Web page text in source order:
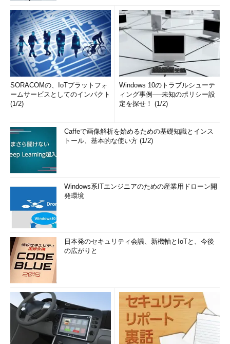
SORACOMの、IoTプラットフォ
ームサービスとしてのインパクト
(1/2)
Windows 10のトラブルシューテ
ィング事例──未知のポリシー設
定を探せ！ (1/2)
Caffeで画像解析を始めるための基礎知識とインス
トール、基本的な使い方 (1/2)
Windows系ITエンジニアのための産業用ドローン開
発環境
日本発のセキュリティ会議、新機軸とIoTと、今後
の広がりと